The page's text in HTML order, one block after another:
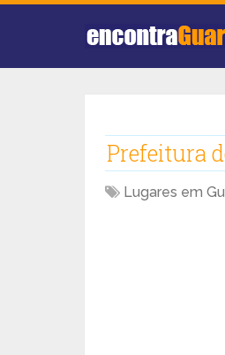
Prefeitura
Lugares em